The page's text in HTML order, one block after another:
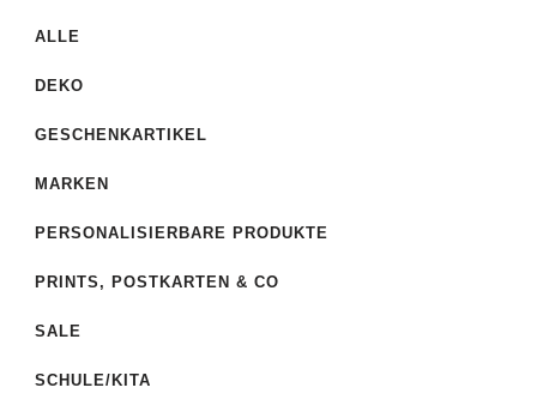
ALLE
DEKO
GESCHENKARTIKEL
MARKEN
PERSONALISIERBARE PRODUKTE
PRINTS, POSTKARTEN & CO
SALE
SCHULE/KITA